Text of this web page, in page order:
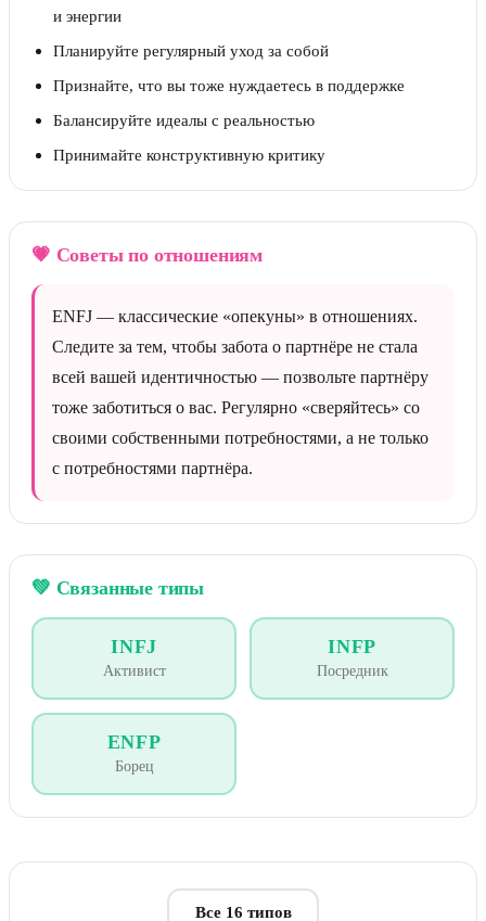
и энергии
Планируйте регулярный уход за собой
Признайте, что вы тоже нуждаетесь в поддержке
Балансируйте идеалы с реальностью
Принимайте конструктивную критику
💗 Советы по отношениям
ENFJ — классические «опекуны» в отношениях.
Следите за тем, чтобы забота о партнёре не стала
всей вашей идентичностью — позвольте партнёру
тоже заботиться о вас. Регулярно «сверяйтесь» со
своими собственными потребностями, а не только
с потребностями партнёра.
💚 Связанные типы
INFJ
Активист
INFP
Посредник
ENFP
Борец
Все 16 типов